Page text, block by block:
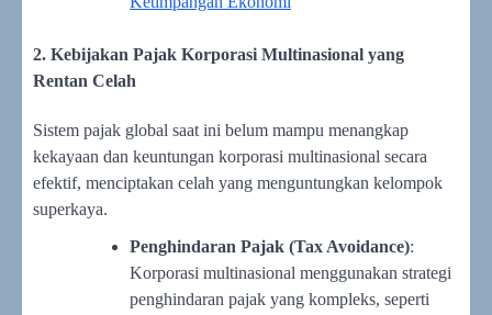
2. Kebijakan Pajak Korporasi Multinasional yang
Rentan Celah
Sistem pajak global saat ini belum mampu menangkap
kekayaan dan keuntungan korporasi multinasional secara
efektif, menciptakan celah yang menguntungkan kelompok
superkaya.
Penghindaran Pajak (Tax Avoidance):
Korporasi multinasional menggunakan strategi
penghindaran pajak yang kompleks, seperti